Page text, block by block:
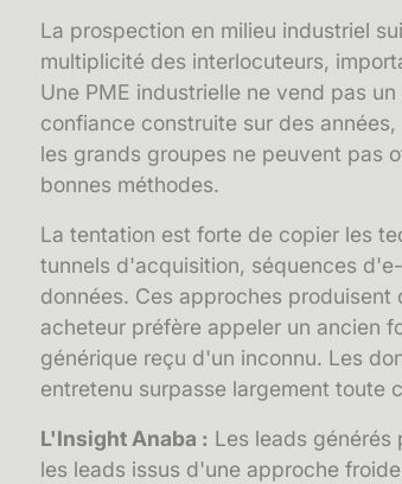
La prospection en milieu industriel
multiplicité des interlocuteurs,
Une PME industrielle ne vend pas
confiance construite sur des
les grands groupes ne peuvent pas
bonnes méthodes.
La tentation est forte de copier les
tunnels d'acquisition, séquences
données. Ces approches
acheteur préfère appeler un ancien
générique reçu d'un inconnu. Les
entretenu surpasse largement toute
L'Insight Anaba : Les leads
les leads issus d'une approche